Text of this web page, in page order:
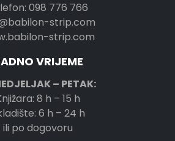
098 776 766
strip.com
strip.com
VRIJEME
– PETAK:
8 h – 15 h
6 h – 24 h
ili po dogovoru